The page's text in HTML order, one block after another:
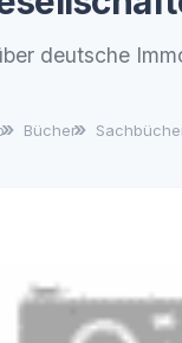
deutsche
Bücher